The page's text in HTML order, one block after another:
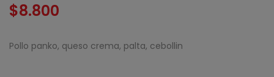
$8.800
Pollo panko, queso crema, palta, cebollin